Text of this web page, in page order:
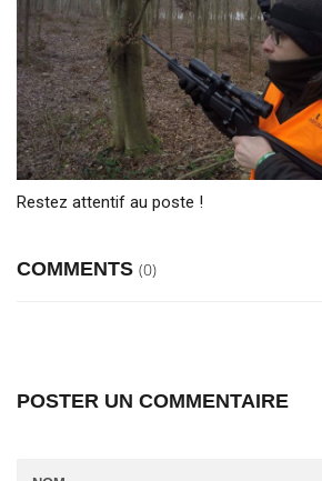
Restez attentif au poste !
COMMENTS (0)
POSTER UN COMMENTAIRE